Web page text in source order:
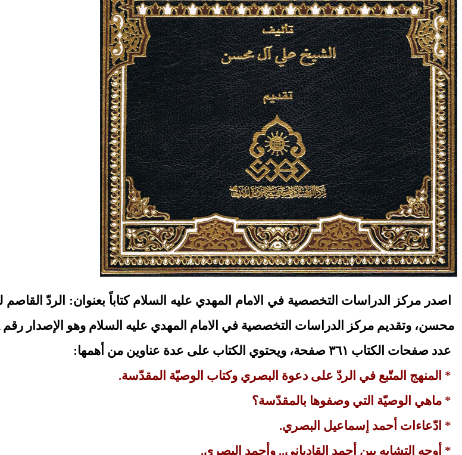
اصدر مركز الدراسات التخصصية في الامام المهدي عليه السلام كتاباً بعنوان: الردّ
محسن، وتقديم مركز الدراسات التخصصية في الامام المهدي عليه السلام وهو الإصدار رقم ١٤٨ من اصدارات المركز.
عدد صفحات الكتاب ٣٦١ صفحة، ويحتوي الكتاب على عدة عناوين من أهمها:
* المنهج المتّبع في الردّ على دعوة البصري وكتاب الوصيّة المقدّسة.
* ماهي الوصيّة التي وصفوها بالمقدّسة؟
* ادّعاءات أحمد إسماعيل البصري.
* أوجه التشابه بين أحمد القادياني.. وأحمد البصري.